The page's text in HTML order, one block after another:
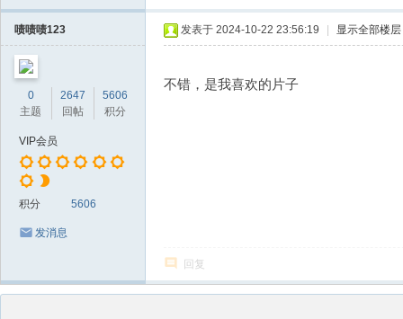
啧啧啧123
0
主题
2647
回帖
5606
积分
VIP会员
积分 5606
发消息
发表于 2024-10-22 23:56:19 显示全部楼层
不错，是我喜欢的片子
回复